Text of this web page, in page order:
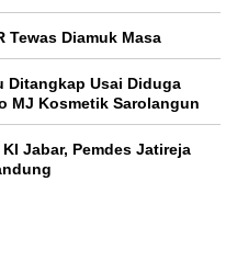
Tewas Diamuk Masa
Ditangkap Usai Diduga
MJ Kosmetik Sarolangun
Jabar, Pemdes Jatireja